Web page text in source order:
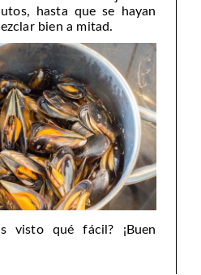
hasta que se hayan
bien a mitad.
visto qué fácil? ¡Buen